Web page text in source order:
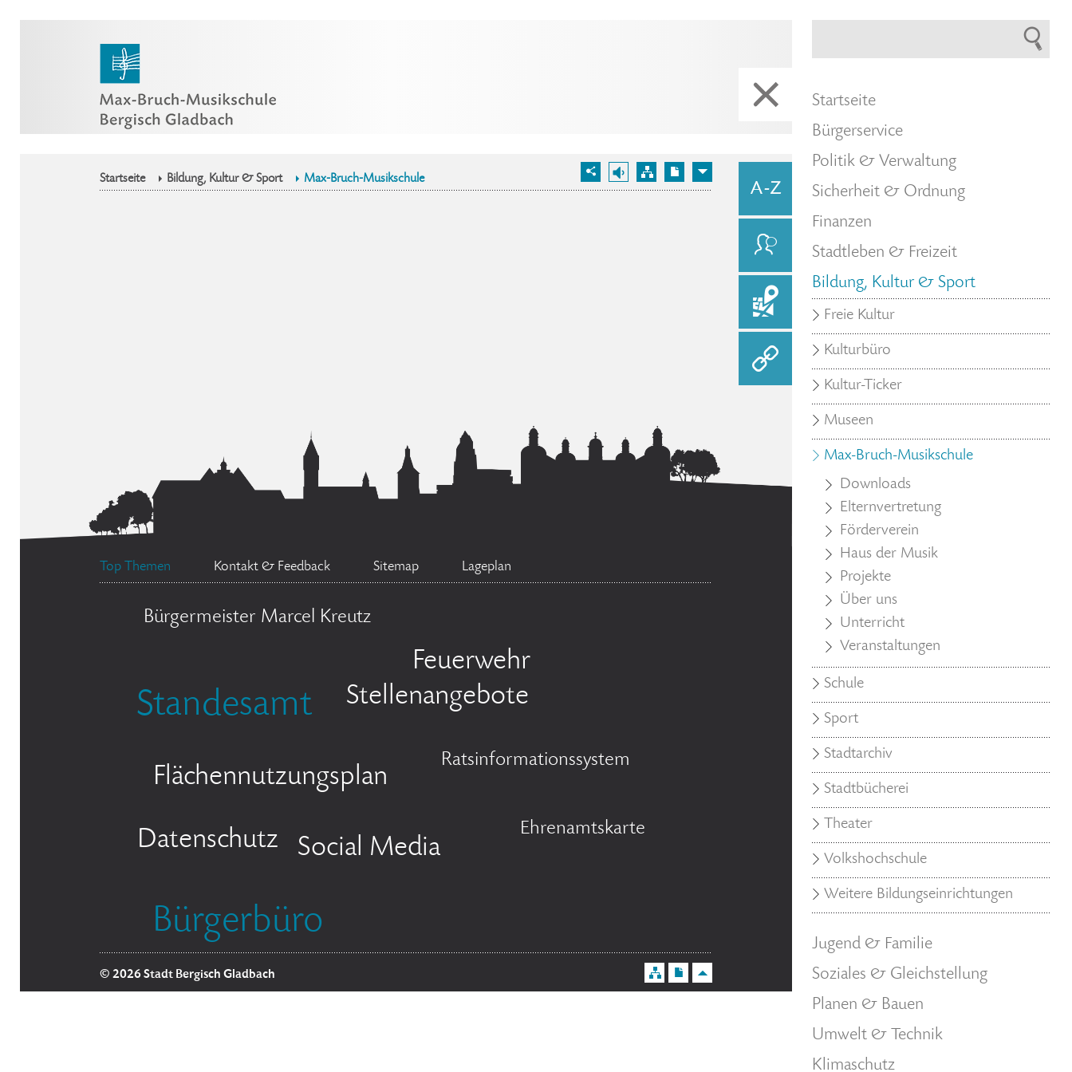
Startseite Bildung, Kultur & Sport Max-Bruch-Musikschule
Top Themen Kontakt & Feedback Sitemap Lageplan
Bürgermeister Marcel Kreutz
Feuerwehr
Standesamt Stellenangebote
Flächennutzungsplan
Ratsinformationssystem
Datenschutz Social Media
Ehrenamtskarte
Bürgerbüro
© 2026 Stadt Bergisch Gladbach
Startseite
Bürgerservice
Politik & Verwaltung
Sicherheit & Ordnung
Finanzen
Stadtleben & Freizeit
Bildung, Kultur & Sport
Freie Kultur
Kulturbüro
Kultur-Ticker
Museen
Max-Bruch-Musikschule
Downloads
Elternvertretung
Förderverein
Haus der Musik
Projekte
Über uns
Unterricht
Veranstaltungen
Schule
Sport
Stadtarchiv
Stadtbücherei
Theater
Volkshochschule
Weitere Bildungseinrichtungen
Jugend & Familie
Soziales & Gleichstellung
Planen & Bauen
Umwelt & Technik
Klimaschutz